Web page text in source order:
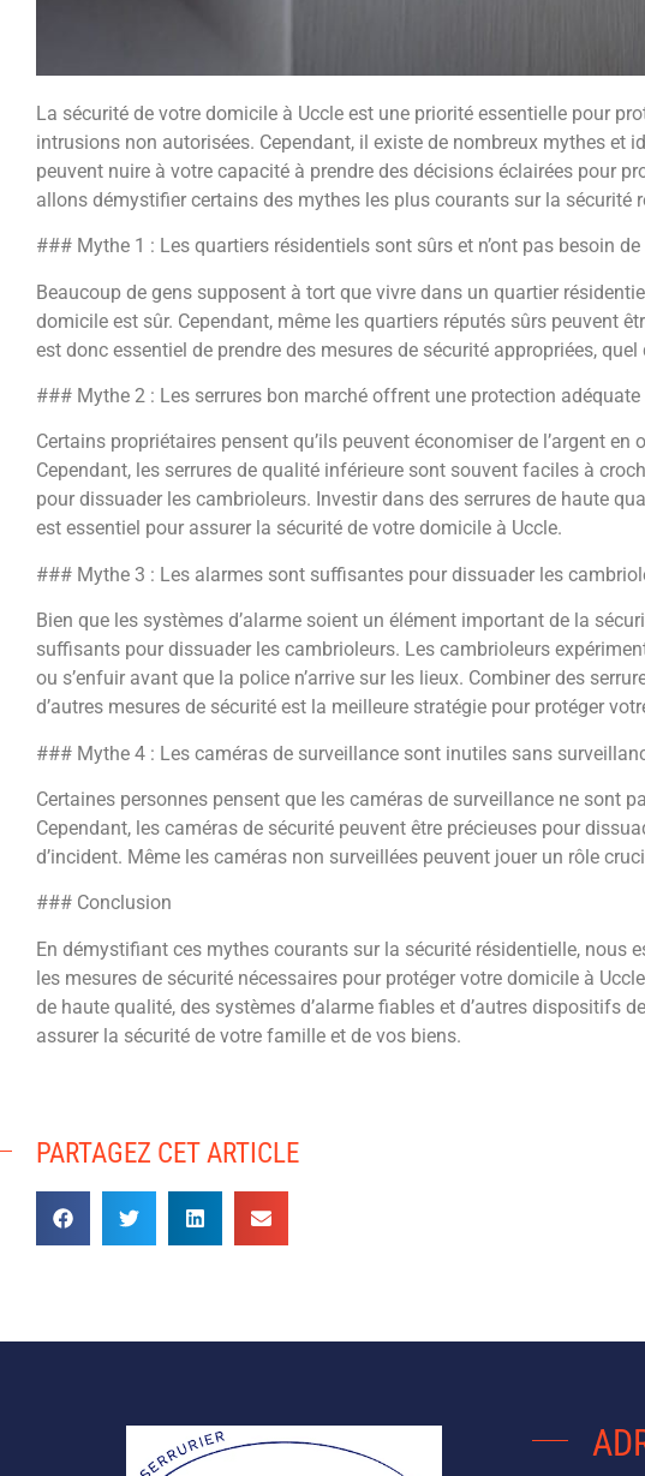
La sécurité de votre domicile à Uccle est une priorité essentielle pour
intrusions non autorisées. Cependant, il existe de nombreux mythes et
peuvent nuire à votre capacité à prendre des décisions éclairées pour
allons démystifier certains des mythes les plus courants sur la sécurité
### Mythe 1 : Les quartiers résidentiels sont sûrs et n’ont pas besoin
Beaucoup de gens supposent à tort que vivre dans un quartier
domicile est sûr. Cependant, même les quartiers réputés sûrs peuvent
est donc essentiel de prendre des mesures de sécurité appropriées,
### Mythe 2 : Les serrures bon marché offrent une protection adéquate
Certains propriétaires pensent qu’ils peuvent économiser de l’argent
Cependant, les serrures de qualité inférieure sont souvent faciles à
pour dissuader les cambrioleurs. Investir dans des serrures de haute
est essentiel pour assurer la sécurité de votre domicile à Uccle.
### Mythe 3 : Les alarmes sont suffisantes pour dissuader les
Bien que les systèmes d’alarme soient un élément important de la
suffisants pour dissuader les cambrioleurs. Les cambrioleurs
ou s’enfuir avant que la police n’arrive sur les lieux. Combiner des
d’autres mesures de sécurité est la meilleure stratégie pour protéger
### Mythe 4 : Les caméras de surveillance sont inutiles sans
Certaines personnes pensent que les caméras de surveillance ne sont
Cependant, les caméras de sécurité peuvent être précieuses pour
d’incident. Même les caméras non surveillées peuvent jouer un rôle
### Conclusion
En démystifiant ces mythes courants sur la sécurité résidentielle, nous
les mesures de sécurité nécessaires pour protéger votre domicile à
de haute qualité, des systèmes d’alarme fiables et d’autres dispositifs
assurer la sécurité de votre famille et de vos biens.
PARTAGEZ CET ARTICLE